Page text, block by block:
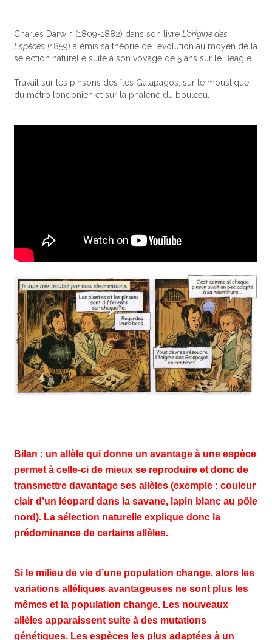
Charles Darwin (1809-1882) dans son livreL’origine des
Espèces (1859) a émis sa théorie de l’évolution au moyen de la
sélection naturelle suite à son voyage de 5 ans sur le Beagle.
Travail sur les pinsons des îles Galapagos, sur le moustique
du métro londonien et sur la phalène du bouleau.
Bilan : un allèle qui donne un avantage à une espèce
permet à celle-ci de mieux se reproduire et donc de
transmettre davantage ses allèles (exemple : couleur
clair d’un léopard dans la savane, lapin blanc au pôle
nord). La sélection naturelle explique donc la
prédominance de certains allèles.
Si le milieu de vie d’une population change, alors les
variations alléliques avantageuses ne sont plus les
mêmes et la population change. Les nouveaux
allèles apparaissent suite à des mutations
génétiques. Les espèces les plus adaptées à un